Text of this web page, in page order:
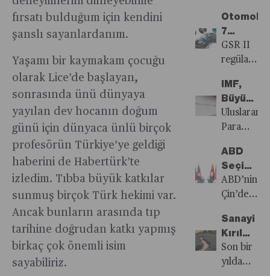
fırsatı bulduğum için kendini
şanslı sayanlardanım.
Yaşamı bir kaymakam çocuğu
olarak Lice’de başlayan,
sonrasında ünü dünyaya
yayılan dev hocanın doğum
günü için dünyaca ünlü birçok
profesörün Türkiye’ye geldiği
haberini de Habertürk’te
izledim. Tıbba büyük katkılar
sunmuş birçok Türk hekimi var.
Ancak bunların arasında tıp
tarihine doğrudan katkı yapmış
birkaç çok önemli isim
sayabiliriz.
sağlıyor.
Peki bu
sürekli
inovasyon
gerektiren
dinamik
çatışmanın
ortasında,
dikkat
edilmeli?
fazlasını
yatırmayı
tercih
ettiği
da şu
anda
yükselen
alternatif
karşısında
el
yakıyor.
“Mala
girenin
kazandığı”
dönemin
yerini
diyor.
gözler
merkez
bankalarına
çevrilmiş
olsa da
gıda ve
enerji,
Biden’ın
görev
süresinin
başında
daha
pahalı
ve çok
sayıda
bu
konuda
oldukça
öfkeli.
7
Temmuz
GSR II
kalan
araçları
7
sonra
olan
otomotiv
ile
stokları
eritmeye
IMF,
Büyük
Seçim
Yılı’nın
Zarar
Uyarıyor
Para
dünya
nüfusunun
yaklaşık
yarısına
ev
sahipliği
yapan
ülkelerin
ABD
Seçimleri
Tırmanan
Çin
Ticaret
ABD’nin
Çin’den
edilen
ürünlere
getirdiği
yeni
Sanayi
Kırılma
Son bir
yılda